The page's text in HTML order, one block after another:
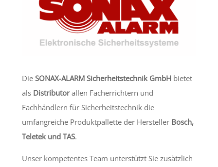
Die SONAX-ALARM Sicherheitstechnik GmbHbietet
als Distributorallen Facherrichtern und
Fachhändlern für Sicherheitstechnik die
umfangreiche Produktpallette der Hersteller Bosch,
Teletek und TAS.
Unser kompetentes Team unterstützt Sie zusätzlich